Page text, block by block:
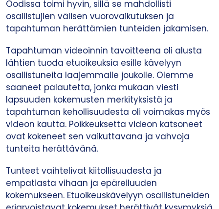
Oodissa toimi hyvin, sillä se mahdollisti
osallistujien välisen vuorovaikutuksen ja
tapahtuman herättämien tunteiden jakamisen.
Tapahtuman videoinnin tavoitteena oli alusta
lähtien tuoda etuoikeuksia esille kävelyyn
osallistuneita laajemmalle joukolle. Olemme
saaneet palautetta, jonka mukaan viesti
lapsuuden kokemusten merkityksistä ja
tapahtuman kehollisuudesta oli voimakas myös
videon kautta. Poikkeuksetta videon katsoneet
ovat kokeneet sen vaikuttavana ja vahvoja
tunteita herättävänä.
Tunteet vaihtelivat kiitollisuudesta ja
empatiasta vihaan ja epäreiluuden
kokemukseen. Etuoikeuskävelyyn osallistuneiden